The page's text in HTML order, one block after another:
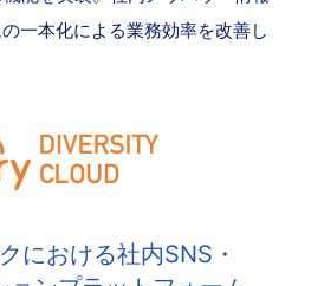
一本化による業務効率を改善し
における社内SNS・